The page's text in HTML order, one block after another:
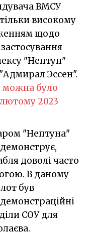
ВМСУ
високому
щодо
"Нептун"
Эссен".
можна було
2023
"Нептуна"
доволі часто
В даному
був
СОУ для